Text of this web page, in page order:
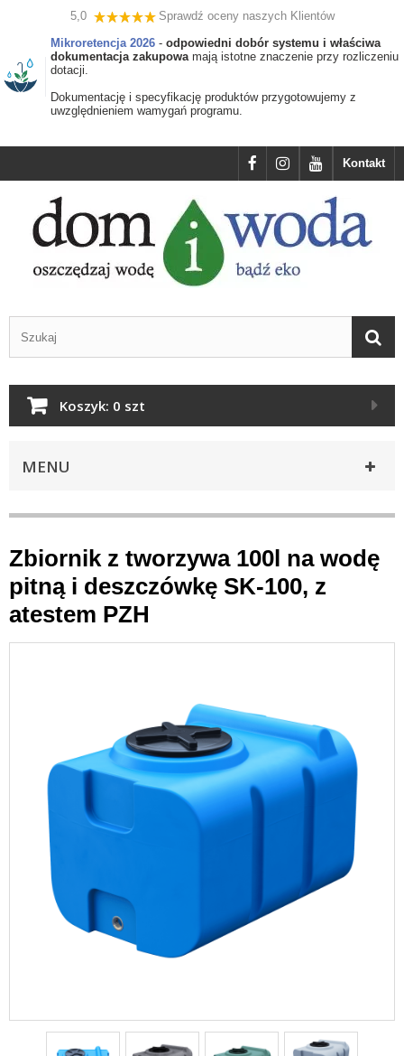
5,0
Sprawdź oceny naszych Klientów
Mikroretencja 2026 - odpowiedni dobór systemu i właściwa
dokumentacja zakupowamają istotne znaczenie przy rozliczeniu
dotacji.
Dokumentację i specyfikację produktów przygotowujemy z
uwzględnieniem wamygań programu.
Kontakt
Koszyk: 0 szt
MENU
Zbiornik z tworzywa 100l na wodę
pitną i deszczówkę SK-100, z
atestem PZH